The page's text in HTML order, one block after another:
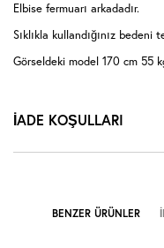
Elbise fermuarı arkadadır.
Sıklıkla kullandığınız bedeni
Görseldeki model 170 cm 55
İADE KOŞULLARI
BENZER ÜRÜNLER